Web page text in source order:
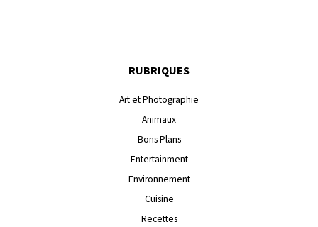
RUBRIQUES
Art et Photographie
Animaux
Bons Plans
Entertainment
Environnement
Cuisine
Recettes